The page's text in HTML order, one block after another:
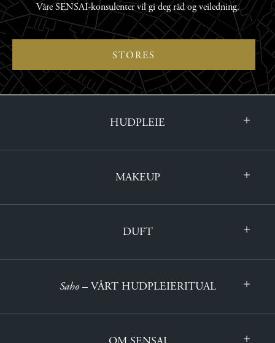
Våre SENSAI-konsulenter vil gi deg råd og veiledning.
STORES
HUDPLEIE
MAKEUP
DUFT
Saho– VÅRT HUDPLEIERITUAL